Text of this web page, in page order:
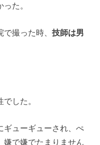
た。
で撮った時、技師は男
した。
ギューギューされ、ぺ
嫌で嫌でたまりません